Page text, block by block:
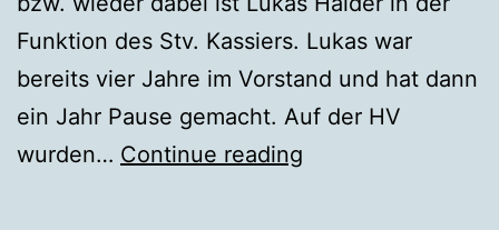
Funktion des Stv. Kassiers. Lukas war
bereits vier Jahre im Vorstand und hat dann
ein Jahr Pause gemacht. Auf der HV
wurden… Continue reading